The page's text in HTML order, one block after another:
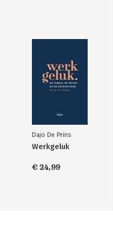
Dajo De Prins
Werkgeluk
€ 24,99